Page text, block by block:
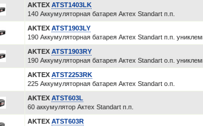
AKTEX ATST1403LK
140 Аккумуляторная батарея Актех Standart п.п.
AKTEX ATST1903LY
190 Аккумуляторная батарея Актех Standart п.п.
AKTEX ATST1903RY
190 Аккумуляторная батарея Актех Standart о.п.
AKTEX ATST2253RK
225 Аккумуляторная батарея Актех Standart о.п.
AKTEX ATST603L
60 аккумулятор Актех Standart п.п.
AKTEX ATST603R